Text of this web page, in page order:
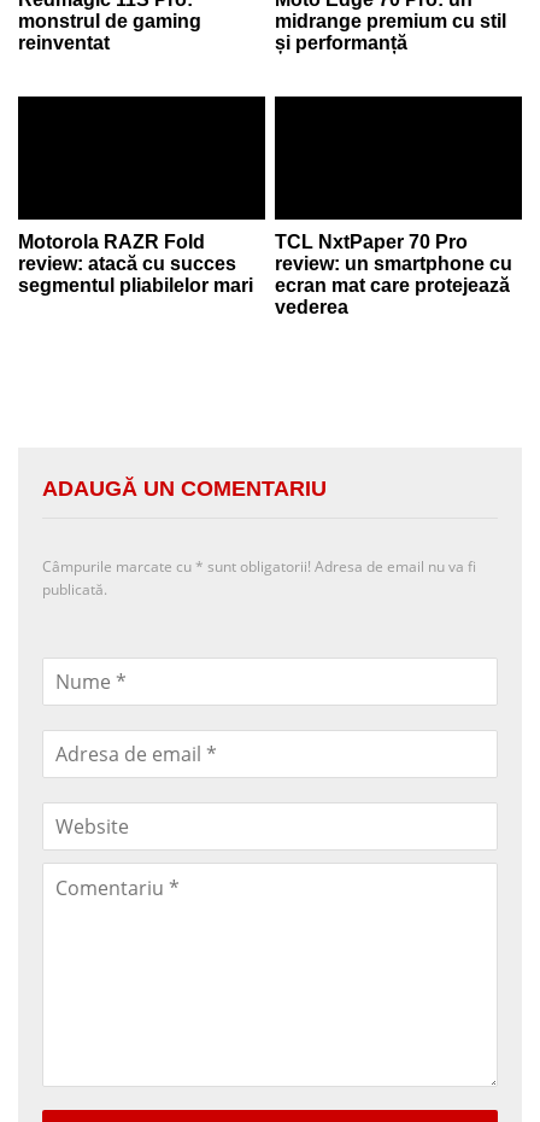
monstrul de gaming
reinventat
midrange premium cu stil
și performanță
Motorola RAZR Fold
review: atacă cu succes
segmentul pliabilelor mari
TCL NxtPaper 70 Pro
review: un smartphone cu
ecran mat care protejează
vederea
ADAUGĂ UN COMENTARIU
Câmpurile marcate cu * sunt obligatorii! Adresa de email nu va fi
publicată.